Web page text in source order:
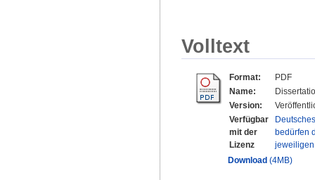
Volltext
Format:
PDF
Name:
Version:
Verfügbar
mit der
Lizenz
bedürfen
Download (4MB)